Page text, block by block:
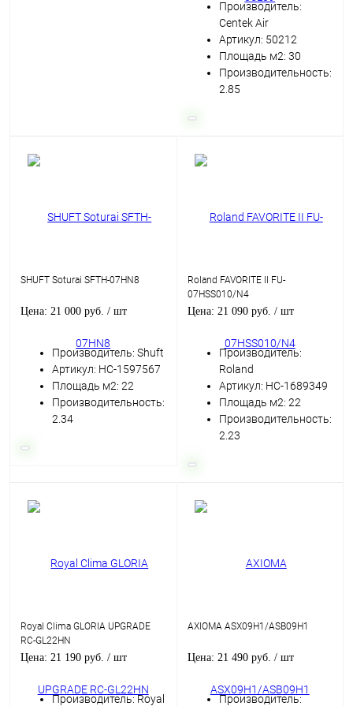
Производитель:
Centek Air
Артикул: 50212
Площадь м2: 30
Производительность:
2.85
SHUFT Soturai SFTH-07HN8
Цена: 21 000 руб. / шт
Производитель: Shuft
Артикул: НС-1597567
Площадь м2: 22
Производительность:
2.34
Roland FAVORITE II FU-
07HSS010/N4
Цена: 21 090 руб. / шт
Производитель:
Roland
Артикул: НС-1689349
Площадь м2: 22
Производительность:
2.23
Royal Clima GLORIA UPGRADE
RC-GL22HN
Цена: 21 190 руб. / шт
Производитель: Royal
AXIOMA ASX09H1/ASB09H1
Цена: 21 490 руб. / шт
Производитель: